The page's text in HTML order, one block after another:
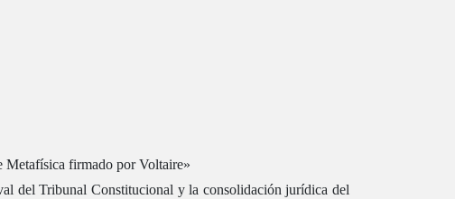
Metafísica firmado por Voltaire»
del Tribunal Constitucional y la consolidación jurídica del